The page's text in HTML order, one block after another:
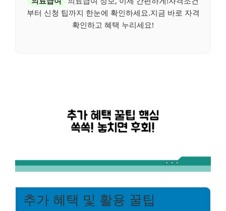
부터 신청 팁까지 한눈에 확인하세요.지금 바로 자격
확인하고 혜택 누리세요!
추가 혜택 및 활용 꿀팁